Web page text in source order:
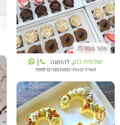
אזור המרכז
שולמית כהן
שולמית כהן, להזמנה: |
מארזי קינוחי כוסות כשרים לפסח
NINI - עוגות וקינוחים